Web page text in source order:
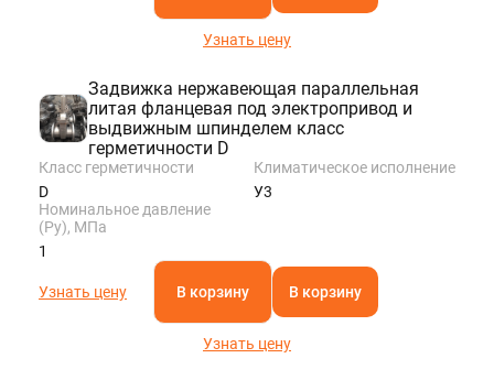
Узнать цену
Задвижка нержавеющая параллельная
литая фланцевая под электропривод и
выдвижным шпинделем класс
герметичности D
Класс герметичности
D
Климатическое исполнение
У3
Номинальное давление
(Ру), МПа
1
Узнать цену В корзину В корзину
Узнать цену